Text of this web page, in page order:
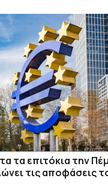
τα επιτόκια την
τις αποφάσεις